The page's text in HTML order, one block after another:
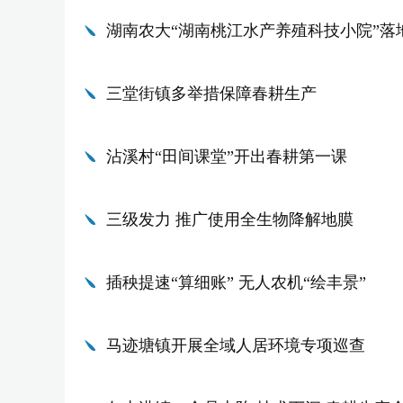
湖南农大“湖南桃江水产养殖科技小院”落
三堂街镇多举措保障春耕生产
沾溪村“田间课堂”开出春耕第一课
三级发力 推广使用全生物降解地膜
插秧提速“算细账” 无人农机“绘丰景”
马迹塘镇开展全域人居环境专项巡查